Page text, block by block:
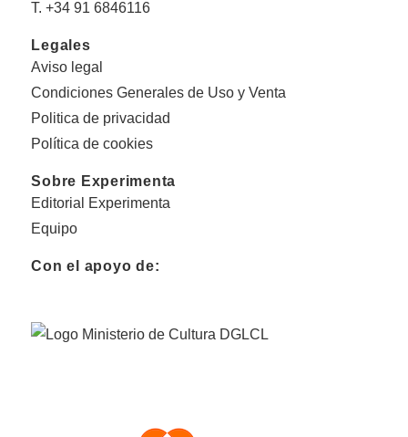
T. +34 91 6846116
Legales
Aviso legal
Condiciones Generales de Uso y Venta
Politica de privacidad
Política de cookies
Sobre Experimenta
Editorial Experimenta
Equipo
Con el apoyo de: